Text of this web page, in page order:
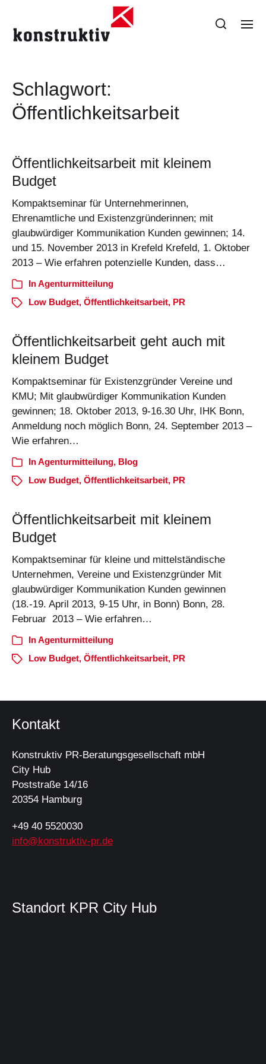
Schlagwort:
Öffentlichkeitsarbeit
Öffentlichkeitsarbeit mit kleinem
Budget
Kompaktseminar für Unternehmerinnen,
Ehrenamtliche und Existenzgründerinnen; mit
glaubwürdiger Kommunikation Kunden gewinnen; 14.
und 15. November 2013 in Krefeld Krefeld, 1. Oktober
2013 – Wie erfahren potenzielle Kunden, dass…
InAgenturmitteilung
Low Budget, Öffentlichkeitsarbeit, PR
Öffentlichkeitsarbeit geht auch mit
kleinem Budget
Kompaktseminar für Existenzgründer Vereine und
KMU; Mit glaubwürdiger Kommunikation Kunden
gewinnen; 18. Oktober 2013, 9-16.30 Uhr, IHK Bonn,
Anmeldung noch möglich Bonn, 24. September 2013 –
Wie erfahren…
InAgenturmitteilung, Blog
Low Budget, Öffentlichkeitsarbeit, PR
Öffentlichkeitsarbeit mit kleinem
Budget
Kompaktseminar für kleine und mittelständische
Unternehmen, Vereine und Existenzgründer Mit
glaubwürdiger Kommunikation Kunden gewinnen
(18.-19. April 2013, 9-15 Uhr, in Bonn) Bonn, 28.
Februar 2013 – Wie erfahren…
InAgenturmitteilung
Low Budget, Öffentlichkeitsarbeit, PR
Kontakt
Konstruktiv PR-Beratungsgesellschaft mbH
City Hub
Poststraße 14/16
20354 Hamburg
+49 40 5520030
info@konstruktiv-pr.de
Standort KPR City Hub